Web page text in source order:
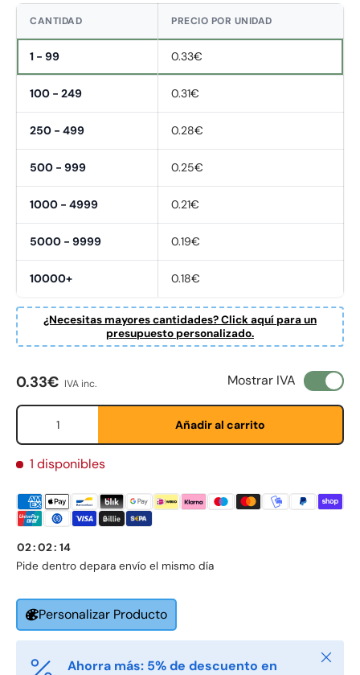
CANTIDAD PRECIO POR UNIDAD
1 - 99 0.33€
100 - 249 0.31€
250 - 499 0.28€
500 - 999 0.25€
1000 - 4999 0.21€
5000 - 9999 0.19€
10000+ 0.18€
¿Necesitas mayores cantidades? Click aquí para un
presupuesto personalizado.
Fornavn *
Etternavn
E-post
Precio normal
0.33€ IVA inc. Mostrar IVA
Cant.
Añadir al carrito
1 disponibles
Pide dentro de
02:02: 13
para envío el mismo día
Personalizar Producto
Ahorra más: 5% de descuento en
Cerrar